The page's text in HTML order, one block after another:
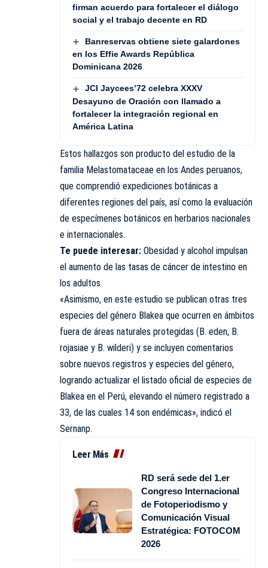
firman acuerdo para fortalecer el diálogo
social y el trabajo decente en RD
Banreservas obtiene siete galardones
en los Effie Awards República
Dominicana 2026
JCI Jaycees’72 celebra XXXV
Desayuno de Oración con llamado a
fortalecer la integración regional en
América Latina
Estos hallazgos son producto del estudio de la
familia Melastomataceae en los Andes peruanos,
que comprendió expediciones botánicas a
diferentes regiones del país, así como la evaluación
de especímenes botánicos en herbarios nacionales
e internacionales.
Te puede interesar: Obesidad y alcohol impulsan
el aumento de las tasas de cáncer de intestino en
los adultos
«Asimismo, en este estudio se publican otras tres
especies del género Blakea que ocurren en ámbitos
fuera de áreas naturales protegidas (B. eden, B.
rojasiae y B. wilderi) y se incluyen comentarios
sobre nuevos registros y especies del género,
logrando actualizar el listado oficial de especies de
Blakea en el Perú, elevando el número registrado a
33, de las cuales 14 son endémicas», indicó el
Sernanp.
Leer Más
RD será sede del 1.er
Congreso Internacional
de Fotoperiodismo y
Comunicación Visual
Estratégica: FOTOCOM
2026